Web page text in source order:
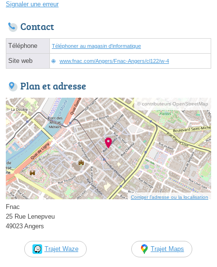
Signaler une erreur
Contact
Téléphone Téléphoner au magasin d'informatique
Site web www.fnac.com/Angers/Fnac-Angers/cl122/w-4
Plan et adresse
© contributeurs OpenStreetMap
Corriger l’adresse ou la localisation
Fnac
25 Rue Lenepveu
49023 Angers
Trajet Waze Trajet Maps